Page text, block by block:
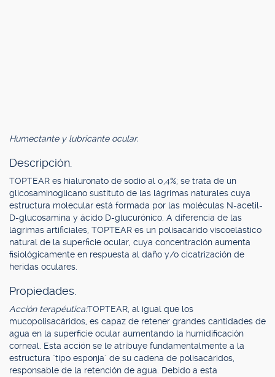
Humectante y lubricante ocular.
Descripción.
TOPTEAR es hialuronato de sodio al 0,4%; se trata de un
glicosaminoglicano sustituto de las lágrimas naturales cuya
estructura molecular está formada por las moléculas N-acetil-
D-glucosamina y ácido D-glucurónico. A diferencia de las
lágrimas artificiales, TOPTEAR es un polisacárido viscoelástico
natural de la superficie ocular, cuya concentración aumenta
fisiológicamente en respuesta al daño y/o cicatrización de
heridas oculares.
Propiedades.
Acción terapéutica:TOPTEAR, al igual que los
mucopolisacáridos, es capaz de retener grandes cantidades de
agua en la superficie ocular aumentando la humidificación
corneal. Esta acción se le atribuye fundamentalmente a la
estructura "tipo esponja" de su cadena de polisacáridos,
responsable de la retención de agua. Debido a esta